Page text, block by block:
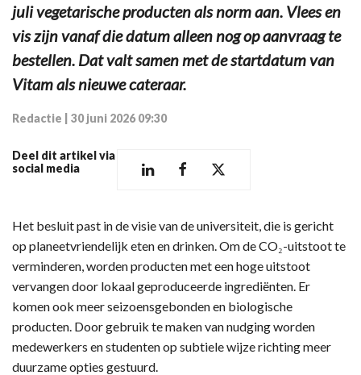
juli vegetarische producten als norm aan. Vlees en
vis zijn vanaf die datum alleen nog op aanvraag te
bestellen. Dat valt samen met de startdatum van
Vitam als nieuwe cateraar.
Redactie 30 juni 2026 09:30
Deel dit artikel via
social media
Het besluit past in de visie van de universiteit, die is gericht
op planeetvriendelijk eten en drinken. Om de CO₂-uitstoot te
verminderen, worden producten met een hoge uitstoot
vervangen door lokaal geproduceerde ingrediënten. Er
komen ook meer seizoensgebonden en biologische
producten. Door gebruik te maken van nudging worden
medewerkers en studenten op subtiele wijze richting meer
duurzame opties gestuurd.